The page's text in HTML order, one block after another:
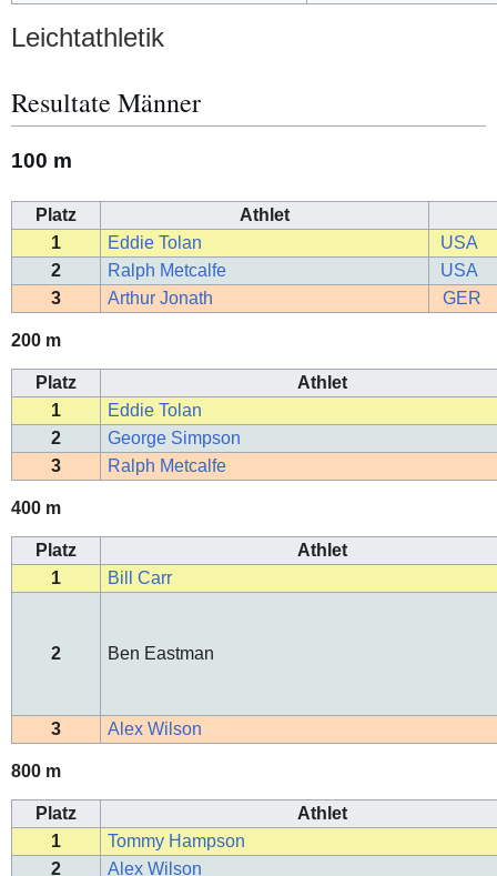
Leichtathletik
Resultate Männer
100 m
Platz Athlet
1
Eddie Tolan
USA
2
Ralph Metcalfe
USA
3
Arthur Jonath GER
200 m
Platz
Athlet
1
Eddie Tolan
2
George Simpson
3
Ralph Metcalfe
400 m
Platz
Athlet
1
Bill Carr
2 Ben Eastman
3 Alex Wilson
800 m
Platz
Athlet
1
Tommy Hampson
2
Alex Wilson